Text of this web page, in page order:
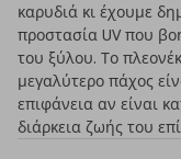
καρυδιά κι έχουμε
προστασία UV που
του ξύλου. Το
μεγαλύτερο πάχος
επιφάνεια αν είναι
διάρκεια ζωής του